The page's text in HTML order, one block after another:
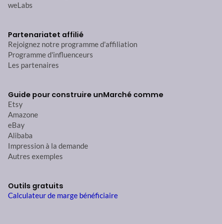
weLabs
Partenariatet affilié
Rejoignez notre programme d'affiliation
Programme d'influenceurs
Les partenaires
Guide pour construire unMarché comme
Etsy
Amazone
eBay
Alibaba
Impression à la demande
Autres exemples
Outils gratuits
Calculateur de marge bénéficiaire